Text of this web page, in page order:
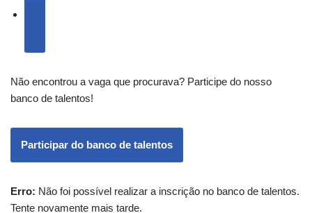
Não encontrou a vaga que procurava? Participe do nosso
banco de talentos!
Participar do banco de talentos
Erro: Não foi possível realizar a inscrição no banco de talentos.
Tente novamente mais tarde.